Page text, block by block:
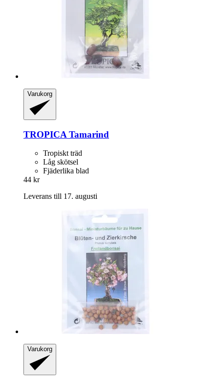
Varukorg
TROPICA Tamarind
Tropiskt träd
Låg skötsel
Fjäderlika blad
44 kr
Leverans till 17. augusti
Varukorg